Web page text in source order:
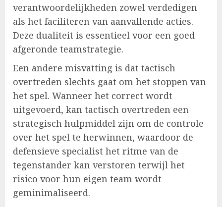
verantwoordelijkheden zowel verdedigen
als het faciliteren van aanvallende acties.
Deze dualiteit is essentieel voor een goed
afgeronde teamstrategie.
Een andere misvatting is dat tactisch
overtreden slechts gaat om het stoppen van
het spel. Wanneer het correct wordt
uitgevoerd, kan tactisch overtreden een
strategisch hulpmiddel zijn om de controle
over het spel te herwinnen, waardoor de
defensieve specialist het ritme van de
tegenstander kan verstoren terwijl het
risico voor hun eigen team wordt
geminimaliseerd.